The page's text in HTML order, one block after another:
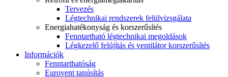
Tervezés
Légtechnikai rendszerek felülvizsgálata
Energiahatékonyság és korszerűsítés
Fenntartható légtechnikai megoldások
Légkezelő felújítás és ventilátor korszerűsítés
Információk
Fenntarthatóság
Eurovent tanúsítás